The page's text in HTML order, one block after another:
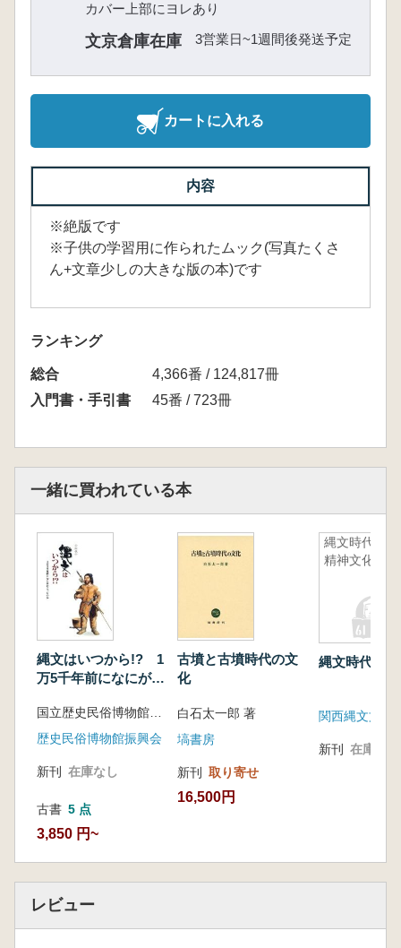
カバー上部にヨレあり
文京倉庫在庫 3営業日~1週間後発送予定
カートに入れる
内容
※絶版です
※子供の学習用に作られたムック(写真たくさ
ん+文章少しの大きな版の本)です
ランキング
総合
4,366番 / 124,817冊
入門書・手引書
45番 / 723冊
一緒に買われている本
縄文はいつから!? 1
万5千年前になにがお
国立歴史民俗博物館 編
歴史民俗博物館振興会
新刊 在庫なし
古書 5 点
3,850 円~
古墳と古墳時代の文
化
白石太一郎 著
塙書房
新刊 取り寄せ
16,500円
縄文時代の
精神文化
縄文時代の
関西縄文文化
新刊 在庫なし
レビュー